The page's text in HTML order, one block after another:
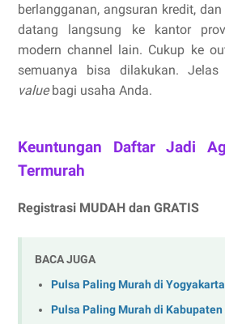
berlangganan, angsuran kredit,
datang langsung ke kantor
modern channel lain. Cukup ke
semuanya bisa dilakukan.
valuebagi usaha Anda.
Keuntungan Daftar Jadi
Termurah
Registrasi MUDAH dan GRATIS
BACA JUGA
Pulsa Paling Murah di
Pulsa Paling Murah di